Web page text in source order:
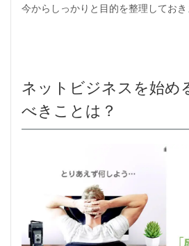
今からしっかりと目的を整理しておき
ネットビジネスを始め
べきことは？